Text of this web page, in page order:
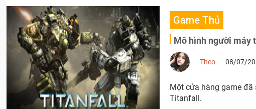
Game Thủ
Mô hình người máy
Theo 08/07/
Một cửa hàng game đã
Titanfall.